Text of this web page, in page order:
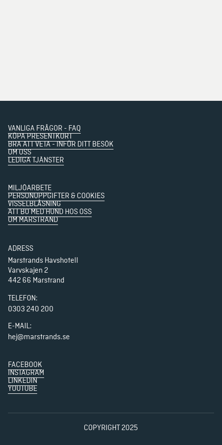
VANLIGA FRÅGOR - FAQ
KÖPA PRESENTKORT
BRA ATT VETA - INFÖR DITT BESÖK
OM OSS
LEDIGA TJÄNSTER
MILJÖARBETE
PERSONUPPGIFTER & COOKIES
VISSELBLÅSNING
ATT BO MED HUND HOS OSS
OM MARSTRAND
ADRESS
Marstrands Havshotell
Varvskajen 2
442 66 Marstrand
TELEFON:
0303 240 200
E-MAIL:
hej@marstrands.se
COPYRIGHT 2025
FACEBOOK
INSTAGRAM
LINKEDIN
YOUTUBE